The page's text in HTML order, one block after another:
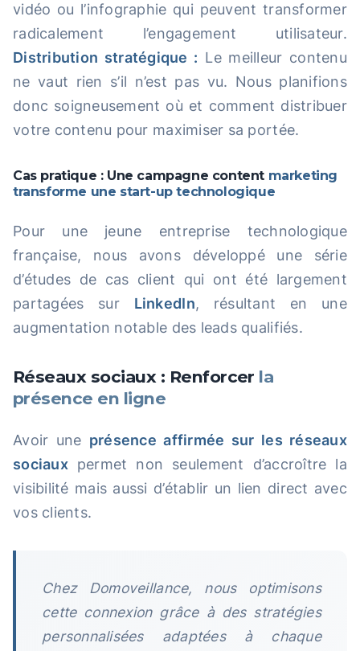
vidéo ou l’infographie qui peuvent transformer
radicalement l’engagement utilisateur.
Distribution stratégique : Le meilleur contenu
ne vaut rien s’il n’est pas vu. Nous planifions
donc soigneusement où et comment distribuer
votre contenu pour maximiser sa portée.
Cas pratique : Une campagne content marketing
transforme une start-up technologique
Pour une jeune entreprise technologique
française, nous avons développé une série
d’études de cas client qui ont été largement
partagées sur LinkedIn, résultant en une
augmentation notable des leads qualifiés.
Réseaux sociaux : Renforcer la
présence en ligne
Avoir une présence affirmée sur les réseaux
sociauxpermet non seulement d’accroître la
visibilité mais aussi d’établir un lien direct avec
vos clients.
Chez Domoveillance, nous optimisons
cette connexion grâce à des stratégies
personnalisées adaptées à chaque